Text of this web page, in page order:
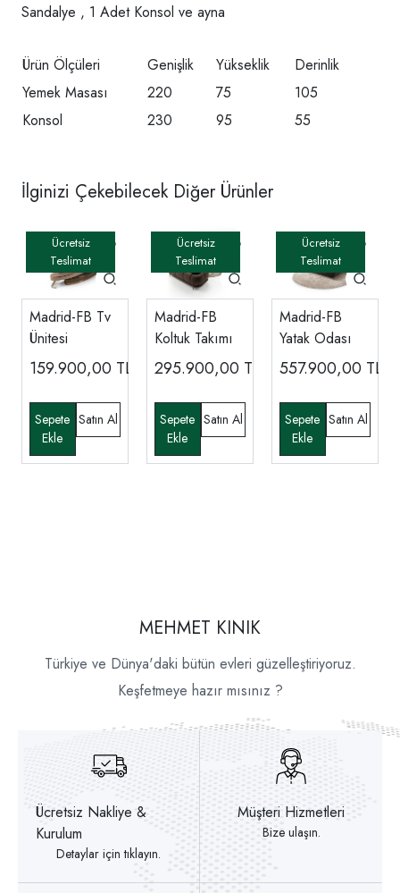
Sandalye , 1 Adet Konsol ve ayna
Ürün Ölçüleri Genişlik Yükseklik
Derinlik
Yemek Masası
220 75
105
Konsol
230 95 55
İlginizi Çekebilecek Diğer Ürünler
Madrid-FB Tv
Ünitesi
159.900,00 TL
Madrid-FB
Koltuk Takımı
295.900,00 TL
Madrid-FB
Yatak Odası
557.900,00 TL
MEHMET KINIK
Türkiye ve Dünya'daki bütün evleri güzelleştiriyoruz.
Keşfetmeye hazır mısınız ?
Ücretsiz Nakliye &
Kurulum
Detaylar için tıklayın.
Müşteri Hizmetleri
Bize ulaşın.